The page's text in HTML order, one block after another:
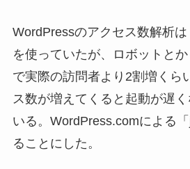
WordPressのアクセス数解析は
を使っていたが、ロボットと
で実際の訪問者より2割増くら
ス数が増えてくると起動が遅
いる。WordPress.comによる
ることにした。